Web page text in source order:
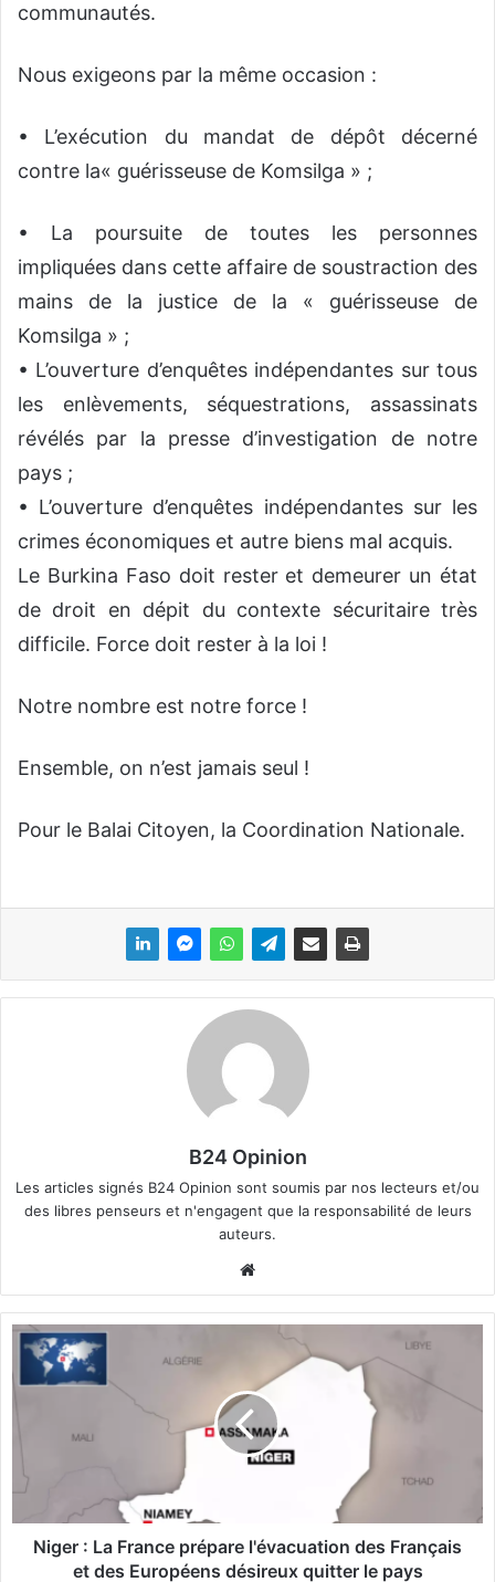
communautés.
Nous exigeons par la même occasion :
• L’exécution du mandat de dépôt décerné
contre la« guérisseuse de Komsilga » ;
• La poursuite de toutes les personnes
impliquées dans cette affaire de soustraction des
mains de la justice de la « guérisseuse de
Komsilga » ;
• L’ouverture d’enquêtes indépendantes sur tous
les enlèvements, séquestrations, assassinats
révélés par la presse d’investigation de notre
pays ;
• L’ouverture d’enquêtes indépendantes sur les
crimes économiques et autre biens mal acquis.
Le Burkina Faso doit rester et demeurer un état
de droit en dépit du contexte sécuritaire très
difficile. Force doit rester à la loi !
Notre nombre est notre force !
Ensemble, on n’est jamais seul !
Pour le Balai Citoyen, la Coordination Nationale.
B24 Opinion
Les articles signés B24 Opinion sont soumis par nos lecteurs et/ou
des libres penseurs et n'engagent que la responsabilité de leurs
auteurs.
bsi
te
N
g
F
Niger : La France prépare l'évacuation des Français
et des Européens désireux quitter le pays